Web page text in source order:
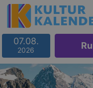
07.08.
2026